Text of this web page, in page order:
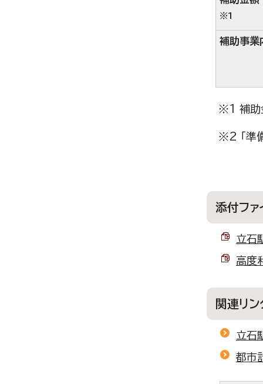
※1
補助事業
※1 補助
※2 「準
添付ファ
立石
高度
関連リン
立石
都市